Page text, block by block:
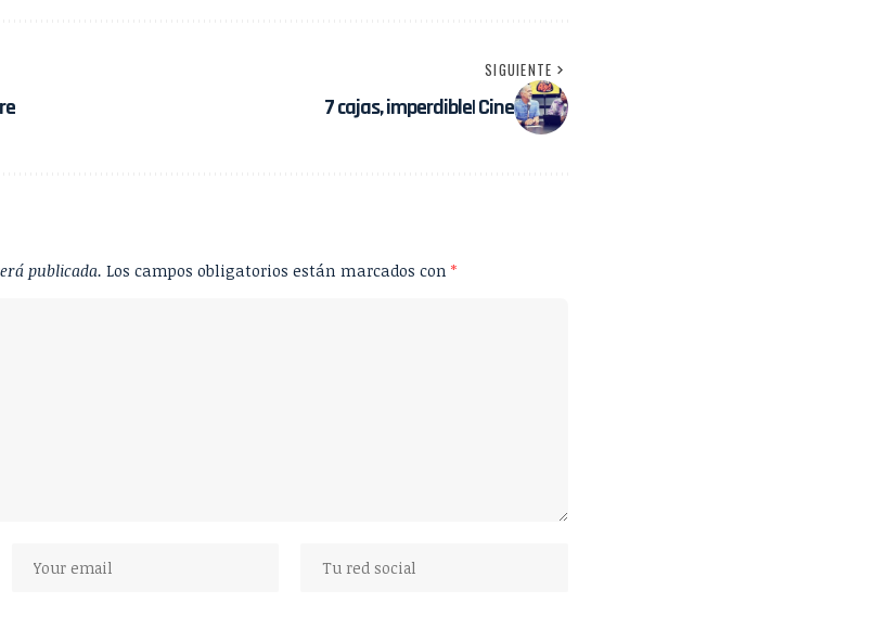
SIGUIENTE
7 cajas, imperdible| Cine
publicada. Los campos obligatorios están marcados con *